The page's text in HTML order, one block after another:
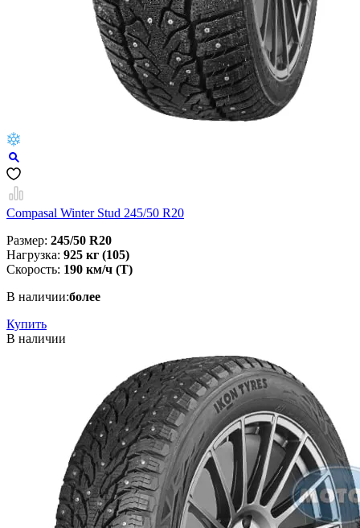
Compasal Winter Stud 245/50 R20
Размер: 245/50 R20
Нагрузка: 925 кг (105)
Скорость: 190 км/ч (Т)
В наличии:более
Купить
В наличии